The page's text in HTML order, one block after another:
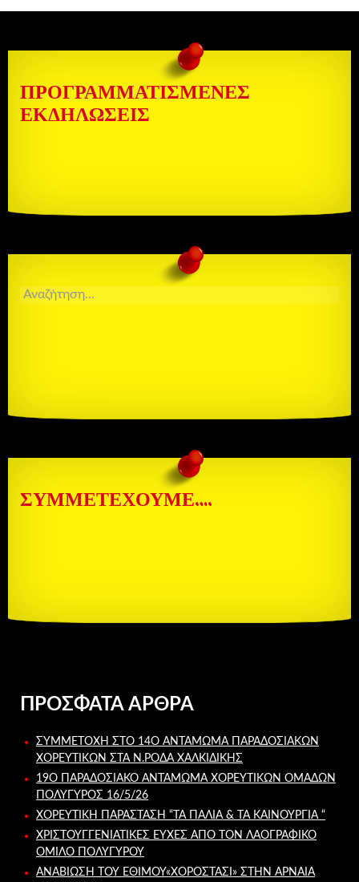
ΠΡΟΓΡΑΜΜΑΤΙΣΜΈΝΕΣ
ΕΚΔΗΛΏΣΕΙΣ
ΑΝΑΖΉΤΗΣΗ
ΓΙΑ:
ΣΥΜΜΕΤΈΧΟΥΜΕ….
ΠΡΌΣΦΑΤΑ ΆΡΘΡΑ
ΣΥΜΜΕΤΟΧΉ ΣΤΟ 14Ο ΑΝΤΆΜΩΜΑ ΠΑΡΑΔΟΣΙΑΚΏΝ
ΧΟΡΕΥΤΙΚΏΝ ΣΤΑ Ν.ΡΌΔΑ ΧΑΛΚΙΔΙΚΉΣ
19Ο ΠΑΡΑΔΟΣΙΑΚΌ ΑΝΤΆΜΩΜΑ ΧΟΡΕΥΤΙΚΏΝ ΟΜΆΔΩΝ
ΠΟΛΎΓΥΡΟΣ 16/5/26
ΧΟΡΕΥΤΙΚΉ ΠΑΡΆΣΤΑΣΗ “ΤΑ ΠΑΛΙΆ & ΤΑ ΚΑΙΝΟΎΡΓΙΑ “
ΧΡΙΣΤΟΥΓΓΕΝΙΑΤΙΚΕΣ ΕΥΧΕΣ ΑΠΟ ΤΟΝ ΛΑΟΓΡΑΦΙΚΌ
ΌΜΙΛΟ ΠΟΛΥΓΎΡΟΥ
ΑΝΑΒΙΩΣΗ ΤΟΥ ΕΘΙΜΟΥ«ΧΟΡΟΣΤΆΣΙ» ΣΤΗΝ ΑΡΝΑΙΑ